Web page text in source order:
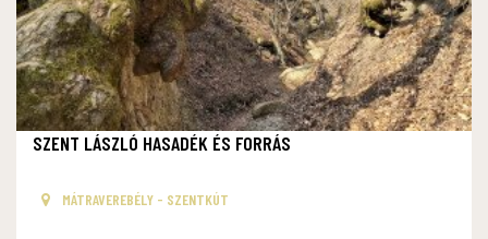
SZENT LÁSZLÓ HASADÉK ÉS FORRÁS
MÁTRAVEREBÉLY - SZENTKÚT